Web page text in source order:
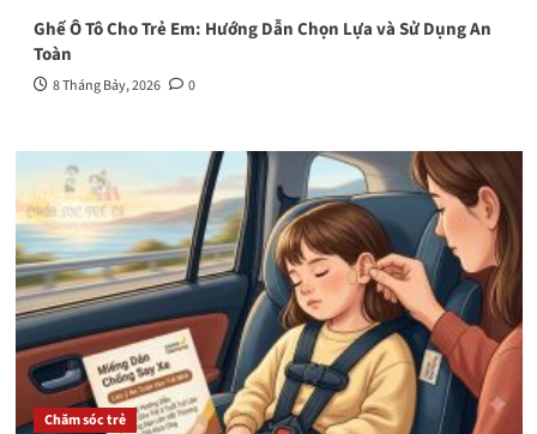
Ghế Ô Tô Cho Trẻ Em: Hướng Dẫn Chọn Lựa và Sử Dụng An
Toàn
8 Tháng Bảy, 2026 0
Chăm sóc trẻ